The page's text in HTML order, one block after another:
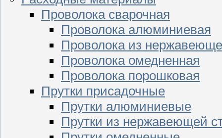
Проволока сварочная
Проволока алюминиевая
Проволока из
Проволока омедненная
Проволока порошковая
Прутки присадочные
Прутки алюминиевые
Прутки из нержавеющей